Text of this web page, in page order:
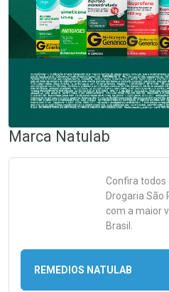
Marca Natulab
Confira todos
Drogaria São
com a maior
Brasil.
REMEDIOS NATULAB